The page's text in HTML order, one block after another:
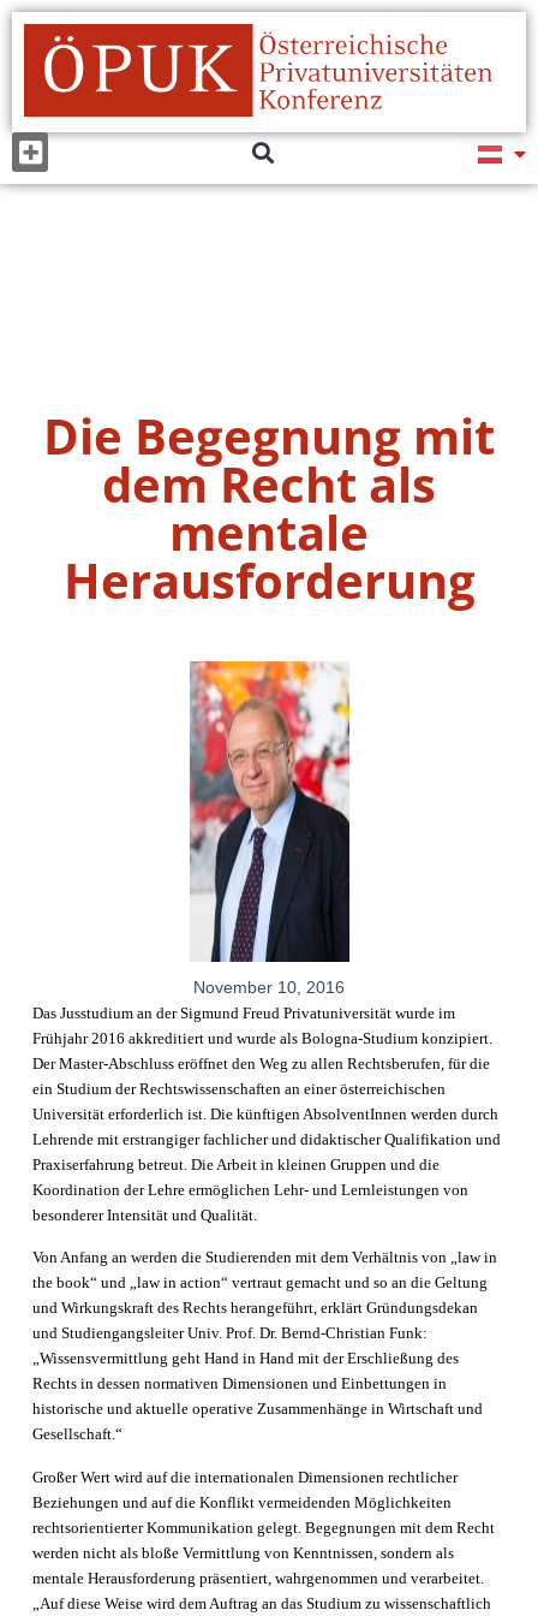
Die Begegnung mit
dem Recht als
mentale
Herausforderung
November 10, 2016
Das Jusstudium an der Sigmund Freud Privatuniversität wurde im
Frühjahr 2016 akkreditiert und wurde als Bologna-Studium konzipiert.
Der Master-Abschluss eröffnet den Weg zu allen Rechtsberufen, für die
ein Studium der Rechtswissenschaften an einer österreichischen
Universität erforderlich ist. Die künftigen Absolvent­Inn­en werden durch
Lehrende mit erstrangiger fachlicher und didaktischer Qualifikation und
Praxiserfahrung betreut. Die Arbeit in kleinen Gruppen und die
Koordination der Lehre ermöglichen Lehr- und Lernleistungen von
besonderer Intensität und Qualität.
Von Anfang an werden die Studierenden mit dem Verhältnis von „law in
the book“ und „law in action“ vertraut gemacht und so an die Geltung
und Wirkungskraft des Rechts herangeführt, erklärt Gründungsdekan
und Studiengangsleiter Univ. Prof. Dr. Bernd-Christian Funk:
„Wissensvermittlung geht Hand in Hand mit der Erschließung des
Rechts in dessen normativen Dimensionen und Einbettungen in
historische und aktuelle operative Zusammenhänge in Wirtschaft und
Gesellschaft.“
Großer Wert wird auf die internationalen Dimensionen rechtlicher
Beziehungen und auf die Konflikt vermeidenden Möglichkeiten
rechtsorientierter Kommunikation gelegt. Begegnungen mit dem Recht
werden nicht als bloße Vermittlung von Kenntnissen, sondern als
mentale Herausforderung präsentiert, wahrgenommen und verarbeitet.
„Auf diese Weise wird dem Auftrag an das Studium zu wissenschaftlich